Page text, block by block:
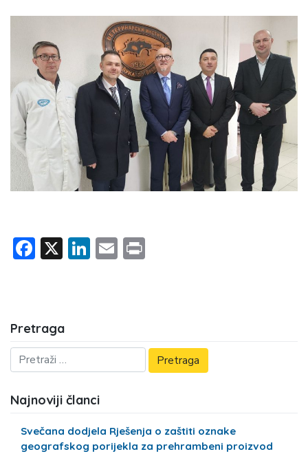
Facebook
X LinkedIn
Email
Pretraga
Najnoviji članci
Svečana dodjela Rješenja o zaštiti oznake
geografskog porijekla za prehrambeni proizvod